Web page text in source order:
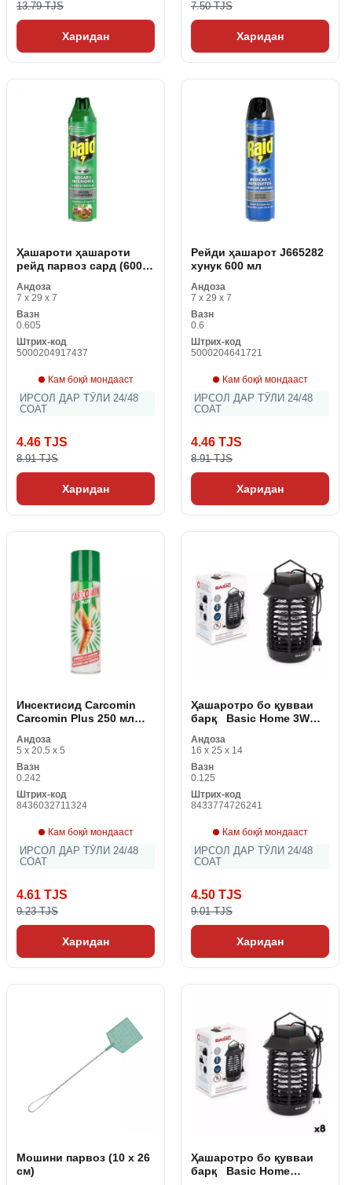
13.79 TJS
Харидан
7.50 TJS
Харидан
Ҳашароти ҳашароти
рейд парвоз сард (600
Андоза
7 x 29 x 7
Вазн
0.605
Штрих-код
5000204917437
Кам боқӣ мондааст
ИРСОЛ ДАР ТӮЛИ 24/48
СОАТ
4.46 TJS
8.91 TJS
Харидан
Рейди ҳашарот J665282
хунук 600 мл
Андоза
7 x 29 x 7
Вазн
0.6
Штрих-код
5000204641721
Кам боқӣ мондааст
ИРСОЛ ДАР ТӮЛИ 24/48
СОАТ
4.46 TJS
8.91 TJS
Харидан
Инсектисид Carcomin
Carcomin Plus 250 мл
Андоза
5 x 20.5 x 5
Вазн
0.242
Штрих-код
8436032711324
Кам боқӣ мондааст
ИРСОЛ ДАР ТӮЛИ 24/48
СОАТ
4.61 TJS
9.23 TJS
Харидан
Ҳашаротро бо қувваи
барқ ​ ​ Basic Home 3W
мекушад
Андоза
16 x 25 x 14
Вазн
0.125
Штрих-код
8433774726241
Кам боқӣ мондааст
ИРСОЛ ДАР ТӮЛИ 24/48
СОАТ
4.50 TJS
9.01 TJS
Харидан
Мошини парвоз (10 x 26
см)
Ҳашаротро бо қувваи
барқ ​ ​ Basic Home